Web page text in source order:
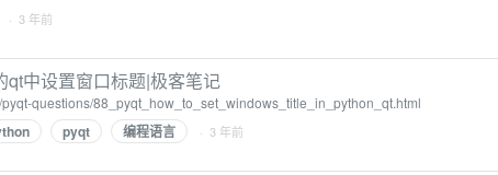
· 3 年前
qt中设置窗口标题|极客笔记
questions/88_pyqt_how_to_set_windows_title_in_python_qt.html
pyqt 编程语言 · 3 年前